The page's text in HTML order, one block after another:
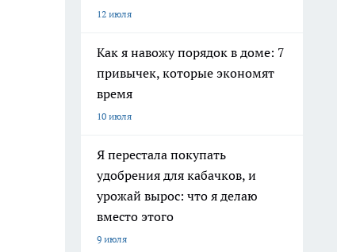
12 июля
Как я навожу порядок в доме: 7
привычек, которые экономят
время
10 июля
Я перестала покупать
удобрения для кабачков, и
урожай вырос: что я делаю
вместо этого
9 июля